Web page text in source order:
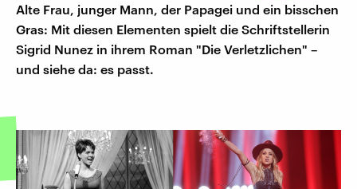
Alte Frau, junger Mann, der Papagei und ein bisschen
Gras: Mit diesen Elementen spielt die Schriftstellerin
Sigrid Nunez in ihrem Roman "Die Verletzlichen" –
und siehe da: es passt.